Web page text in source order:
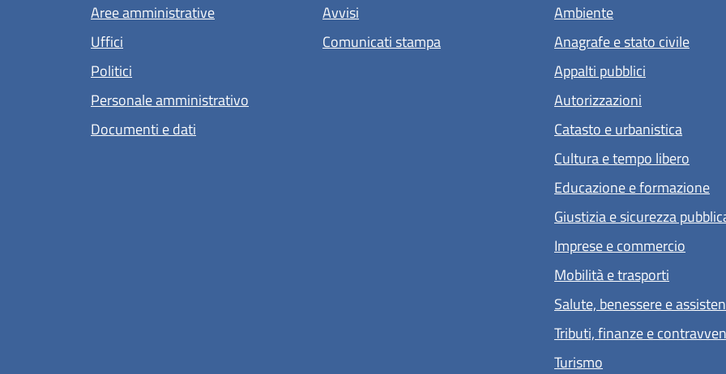
Aree amministrative
Uffici
Politici
Personale amministrativo
Documenti e dati
Avvisi
Comunicati stampa
Ambiente
Anagrafe e stato civile
Appalti pubblici
Autorizzazioni
Catasto e urbanistica
Cultura e tempo libero
Educazione e formazione
Giustizia e sicurezza
Imprese e commercio
Mobilità e trasporti
Salute, benessere e
Tributi, finanze e
Turismo